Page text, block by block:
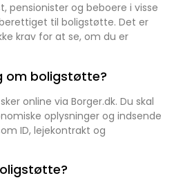
pensionister og beboere i visse
til boligstøtte. Det er
krav for at se, om du er
om boligstøtte?
online via Borger.dk. Du skal
oplysninger og indsende
ID, lejekontrakt og